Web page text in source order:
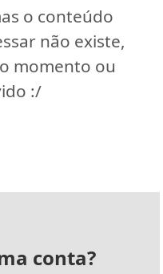
o conteúdo
não existe,
momento ou
:/
conta?